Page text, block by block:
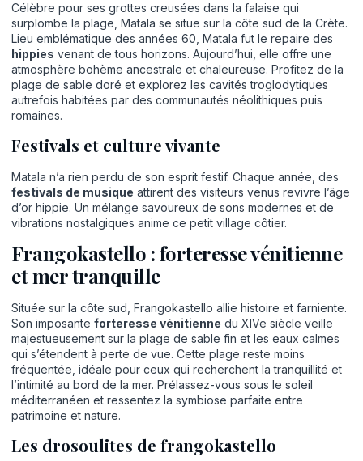
Célèbre pour ses grottes creusées dans la falaise qui
surplombe la plage, Matala se situe sur la côte sud de la Crète.
Lieu emblématique des années 60, Matala fut le repaire des
hippies venant de tous horizons. Aujourd’hui, elle offre une
atmosphère bohème ancestrale et chaleureuse. Profitez de la
plage de sable doré et explorez les cavités troglodytiques
autrefois habitées par des communautés néolithiques puis
romaines.
Festivals et culture vivante
Matala n’a rien perdu de son esprit festif. Chaque année, des
festivals de musique attirent des visiteurs venus revivre l’âge
d’or hippie. Un mélange savoureux de sons modernes et de
vibrations nostalgiques anime ce petit village côtier.
Frangokastello : forteresse vénitienne
et mer tranquille
Située sur la côte sud, Frangokastello allie histoire et farniente.
Son imposante forteresse vénitienne du XIVe siècle veille
majestueusement sur la plage de sable fin et les eaux calmes
qui s’étendent à perte de vue. Cette plage reste moins
fréquentée, idéale pour ceux qui recherchent la tranquillité et
l’intimité au bord de la mer. Prélassez-vous sous le soleil
méditerranéen et ressentez la symbiose parfaite entre
patrimoine et nature.
Les drosoulites de frangokastello